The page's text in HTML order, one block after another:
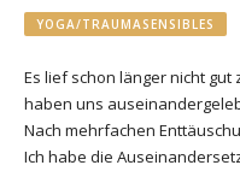
YOGA/TRAUMASENSIBLES
Es lief schon länger nicht gut
haben uns
Nach mehrfachen
Ich habe die